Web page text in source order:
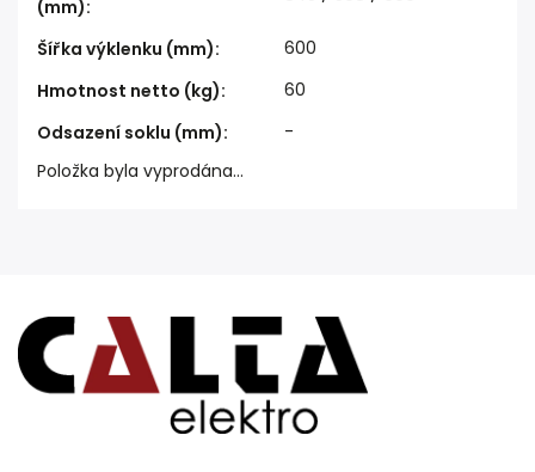
(mm):
Šířka výklenku (mm):
600
Hmotnost netto (kg):
60
Odsazení soklu (mm):
-
Položka byla vyprodána…